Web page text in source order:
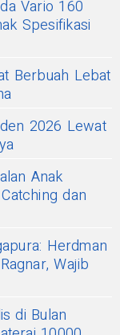
Vario 160
Spesifikasi
Berbuah Lebat
2026 Lewat
Anak
dan
Herdman
Wajib
di Bulan